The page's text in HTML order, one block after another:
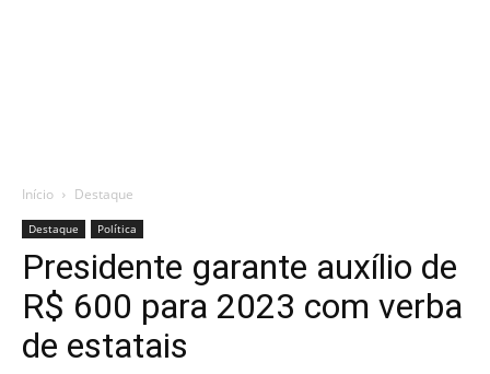
Início Destaque
Destaque Política
Presidente garante auxílio de
R$ 600 para 2023 com verba
de estatais